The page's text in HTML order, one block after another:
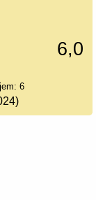
6,0
6